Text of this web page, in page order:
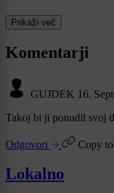
Prikaži več
Komentarji
GUJDEK 16.
Takoj bi ji ponudil svoj
Odgovori Copy
Lokalno